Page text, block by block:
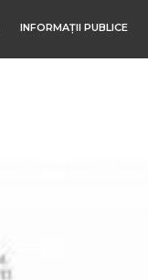
INFORMAȚII PUBLICE